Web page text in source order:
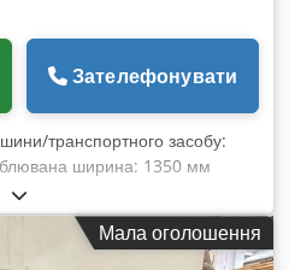
Зателефонувати
транспортного засобу:
ширина: 1350 мм
Cedeywafbopfx Ag Uoha
4 шт.
Мала оголошення